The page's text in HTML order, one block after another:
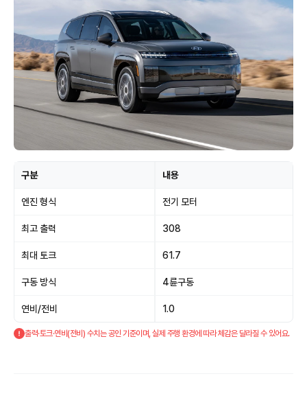
구분 내용
엔진 형식 전기 모터
최고 출력 308
최대 토크 61.7
구동 방식 4륜구동
연비/전비 1.0
출력·토크·연비(전비) 수치는 공인 기준이며, 실제 주행 환경에 따라 체감은 달라질 수 있어요.